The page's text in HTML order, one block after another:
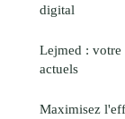
digital
Lejmed : votre
actuels
Maximisez